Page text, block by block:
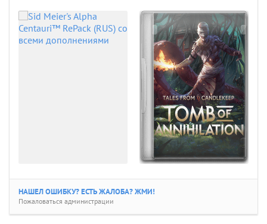
НАШЕЛ ОШИБКУ? ЕСТЬ ЖАЛОБА? ЖМИ!
Пожаловаться администрации